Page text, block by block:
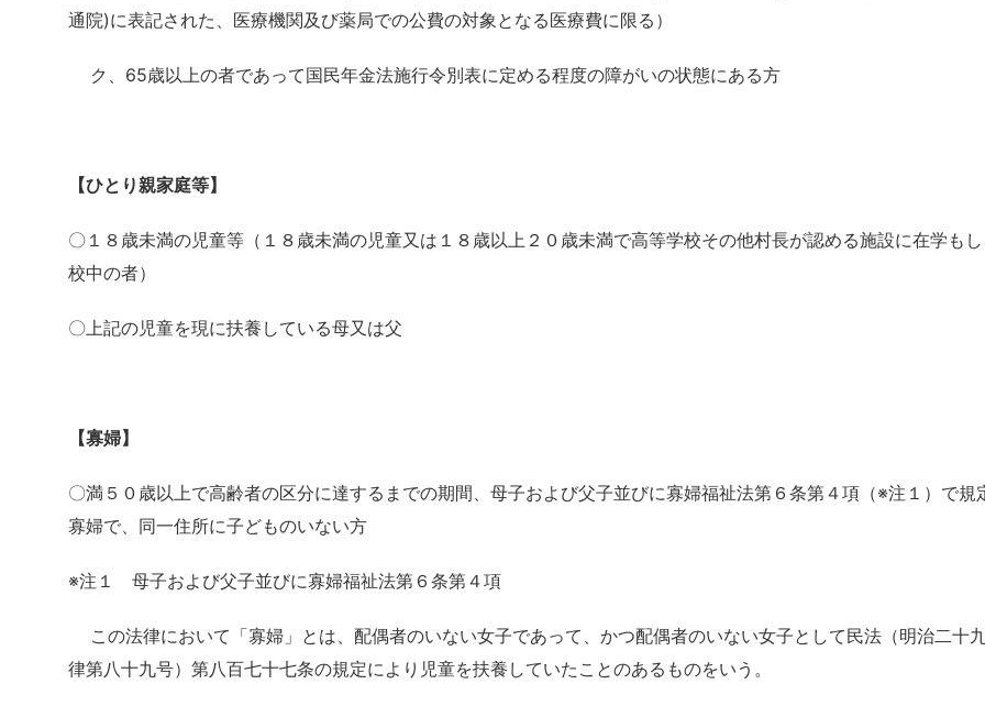
通院)に表記された、医療機関及び薬局での公費の対象となる医療費に限る）
ク、65歳以上の者であって国民年金法施行令別表に定める程度の障がいの状態にある方
【ひとり親家庭等】
〇１８歳未満の児童等（１８歳未満の児童又は１８歳以上２０歳未満で高等学校その他村長が認める施設に在学も
校中の者）
〇上記の児童を現に扶養している母又は父
【寡婦】
〇満５０歳以上で高齢者の区分に達するまでの期間、母子および父子並びに寡婦福祉法第６条第４項（※注１）で規
寡婦で、同一住所に子どものいない方
※注１ 母子および父子並びに寡婦福祉法第６条第４項
この法律において「寡婦」とは、配偶者のいない女子であって、かつ配偶者のいない女子として民法（明治二十
律第八十九号）第八百七十七条の規定により児童を扶養していたことのあるものをいう。